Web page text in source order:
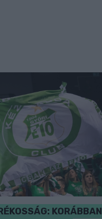
KORÁBBAN